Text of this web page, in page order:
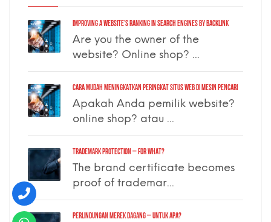
Improving a Website’s Ranking in Search Engines by Backlink
Are you the owner of the
website? Online shop? ...
Cara Mudah Meningkatkan Peringkat Situs Web di Mesin Pencari
Apakah Anda pemilik website?
online shop? atau ...
TRADEMARK PROTECTION – for what?
The brand certificate becomes
proof of trademar...
PERLINDUNGAN MEREK DAGANG – untuk apa?